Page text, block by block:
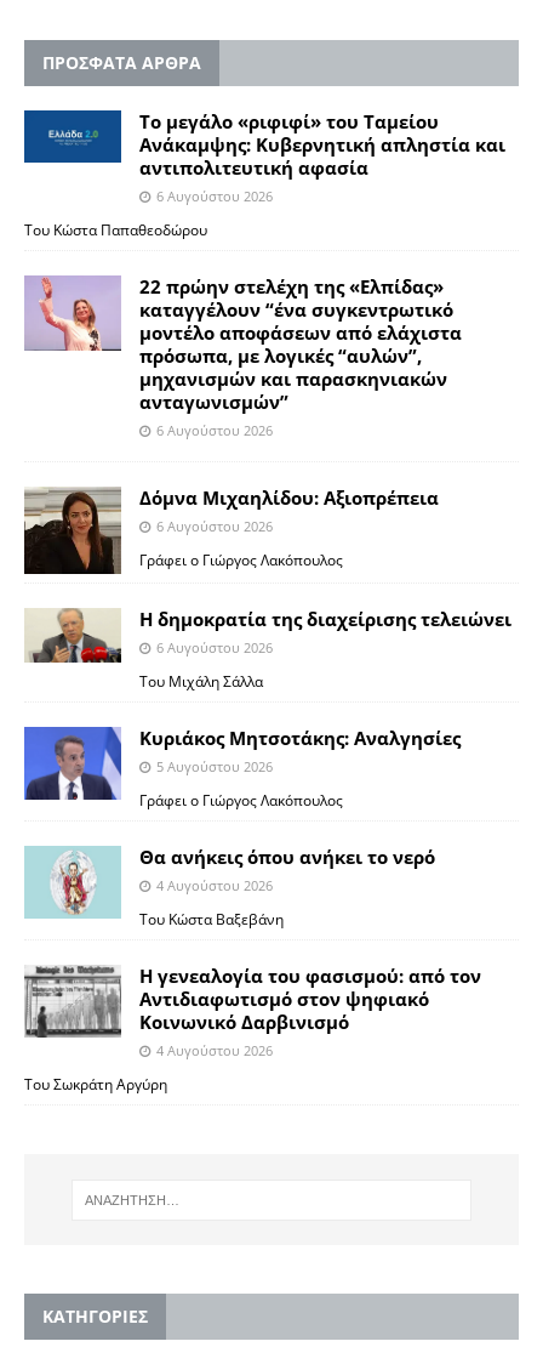
ΠΡΟΣΦΑΤΑ ΑΡΘΡΑ
Το μεγάλο «ριφιφί» του Ταμείου
Ανάκαμψης: Κυβερνητική απληστία και
αντιπολιτευτική αφασία
6 Αυγούστου 2026
Του Κώστα Παπαθεοδώρου
22 πρώην στελέχη της «Ελπίδας»
καταγγέλουν “ένα συγκεντρωτικό
μοντέλο αποφάσεων από ελάχιστα
πρόσωπα, με λογικές “αυλών”,
μηχανισμών και παρασκηνιακών
ανταγωνισμών”
6 Αυγούστου 2026
Δόμνα Μιχαηλίδου: Αξιοπρέπεια
6 Αυγούστου 2026
Γράφει ο Γιώργος Λακόπουλος
Η δημοκρατία της διαχείρισης τελειώνει
6 Αυγούστου 2026
Του Μιχάλη Σάλλα
Κυριάκος Μητσοτάκης: Αναλγησίες
5 Αυγούστου 2026
Γράφει ο Γιώργος Λακόπουλος
Θα ανήκεις όπου ανήκει το νερό
4 Αυγούστου 2026
Του Κώστα Βαξεβάνη
Η γενεαλογία του φασισμού: από τον
Αντιδιαφωτισμό στον ψηφιακό
Κοινωνικό Δαρβινισμό
4 Αυγούστου 2026
Του Σωκράτη Αργύρη
KΑΤΗΓΟΡΙΕΣ